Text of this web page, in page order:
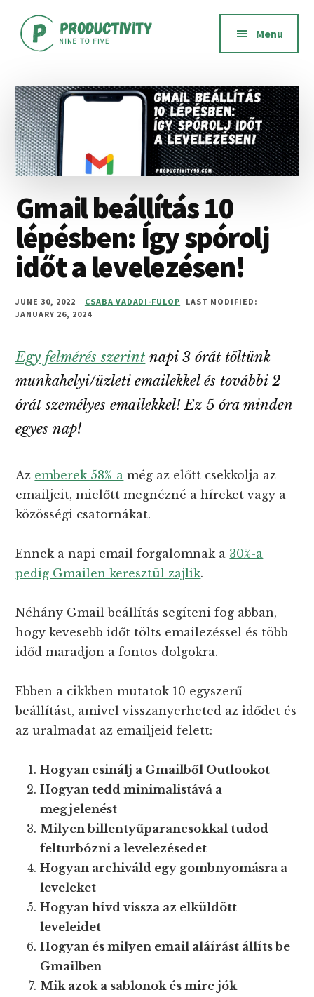
main
primary
footer
Additional
menu
Nine
to
Five
software,
methods,
habits,
and
mindset
Menu
Gmail beállítás 10
lépésben: Így spórolj
időt a levelezésen!
JUNE 30, 2022 CSABA VADADI-FULOP
LAST MODIFIED:
JANUARY 26, 2024
Egy felmérés szerint napi 3 órát töltünk
munkahelyi/üzleti emailekkel és további 2
órát személyes emailekkel! Ez 5 óra minden
egyes nap!
Az emberek 58%-a még az előtt csekkolja az
emailjeit, mielőtt megnézné a híreket vagy a
közösségi csatornákat.
Ennek a napi email forgalomnak a 30%-a
pedig Gmailen keresztül zajlik.
Néhány Gmail beállítás segíteni fog abban,
hogy kevesebb időt tölts emailezéssel és több
időd maradjon a fontos dolgokra.
Ebben a cikkben mutatok 10 egyszerű
beállítást, amivel visszanyerheted az idődet és
az uralmadat az emailjeid felett:
Hogyan csinálj a Gmailből Outlookot
Hogyan tedd minimalistává a
megjelenést
Milyen billentyűparancsokkal tudod
felturbózni a levelezésedet
Hogyan archiváld egy gombnyomásra a
leveleket
Hogyan hívd vissza az elküldött
leveleidet
Hogyan és milyen email aláírást állíts be
Gmailben
Mik azok a sablonok és mire jók